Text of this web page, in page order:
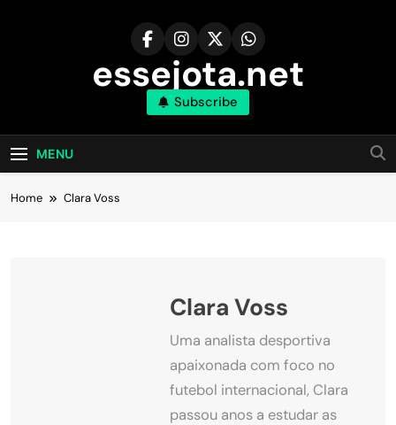
essejota.net
Subscribe
MENU
Home Clara Voss
Clara Voss
Uma analista desportiva
apaixonada com foco no
futebol internacional, Clara
passou anos a estudar as